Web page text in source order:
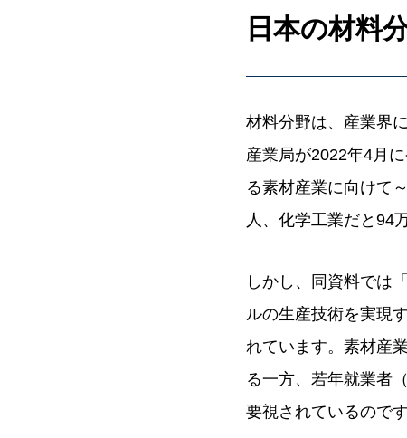
日本の材料
材料分野は、産業界
産業局が2022年4月
る素材産業に向けて
人、化学工業だと94
しかし、同資料では
ルの生産技術を実現
れています。素材産
る一方、若年就業者
要視されているのです